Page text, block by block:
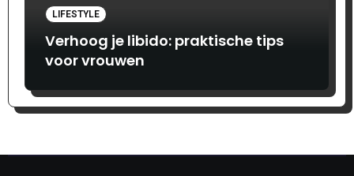
LIFESTYLE
Verhoog je libido: praktische tips
voor vrouwen